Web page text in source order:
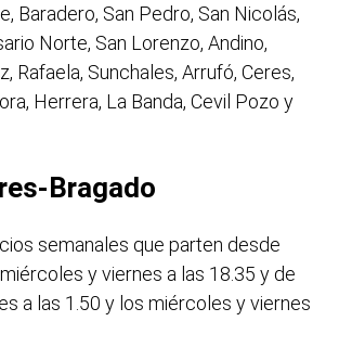
Baradero, San Pedro, San Nicolás,
Norte, San Lorenzo, Andino,
Rafaela, Sunchales, Arrufó, Ceres,
Herrera, La Banda, Cevil Pozo y
Bragado
semanales que parten desde
y viernes a las 18.35 y de
a las 1.50 y los miércoles y viernes